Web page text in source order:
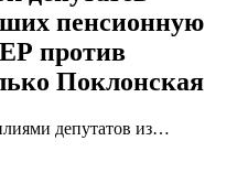
пенсионную
против
Поклонская
депутатов из…